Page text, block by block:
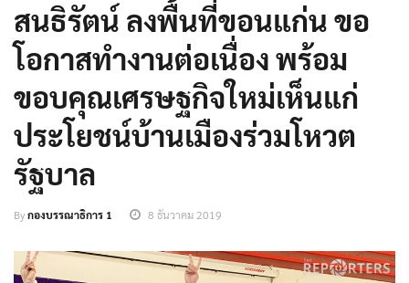
สนธิรัตน์ ลงพื้นที่ขอนแก่น ขอ
โอกาสทำงานต่อเนื่อง พร้อม
ขอบคุณเศรษฐกิจใหม่เห็นแก่
ประโยชน์บ้านเมืองร่วมโหวต
รัฐบาล
Byกองบรรณาธิการ 1 8 ธันวาคม 2019